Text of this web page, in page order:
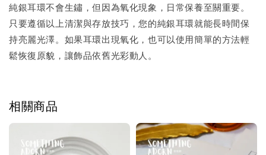
純銀耳環不會生鏽，但因為氧化現象，日常保養至關重要。
只要遵循以上清潔與存放技巧，您的純銀耳環就能長時間保
持亮麗光澤。如果耳環出現氧化，也可以使用簡單的方法輕
鬆恢復原貌，讓飾品依舊光彩動人。
相關商品